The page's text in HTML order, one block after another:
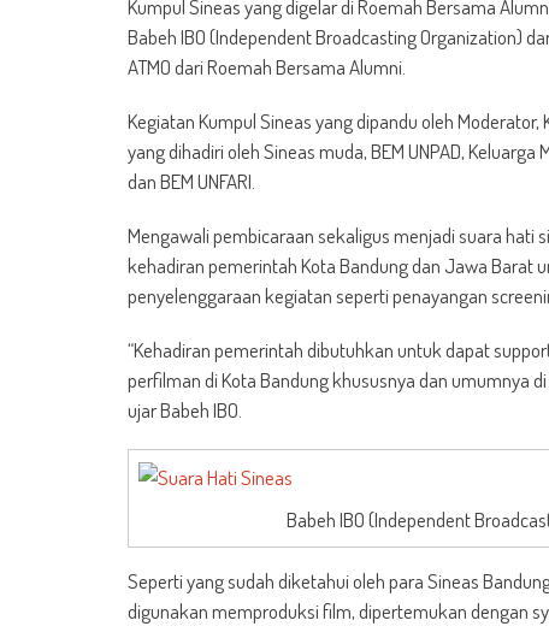
Kumpul Sineas yang digelar di Roemah Bersama
Babeh IBO (Independent Broadcasting Organization)
ATMO dari Roemah Bersama Alumni.
Kegiatan Kumpul Sineas yang dipandu oleh
yang dihadiri oleh Sineas muda, BEM UNPAD,
dan BEM UNFARI.
Mengawali pembicaraan sekaligus menjadi suara hati
kehadiran pemerintah Kota Bandung dan Jawa Barat
penyelenggaraan kegiatan seperti penayangan
“Kehadiran pemerintah dibutuhkan untuk dapat
perfilman di Kota Bandung khususnya dan umumnya
ujar Babeh IBO.
Babeh IBO (Independent
Seperti yang sudah diketahui oleh para Sineas
digunakan memproduksi film, dipertemukan dengan